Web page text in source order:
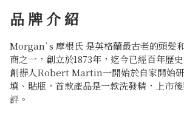
品 牌 介 紹
Morgan`s 摩根氏 是英格蘭最古老的頭髮
商之一，創立於1873年，迄今已經百年歷
創辦人Robert Martin一開始於自家開始
填、貼瓶，首款產品是一款洗發精，上市
評。